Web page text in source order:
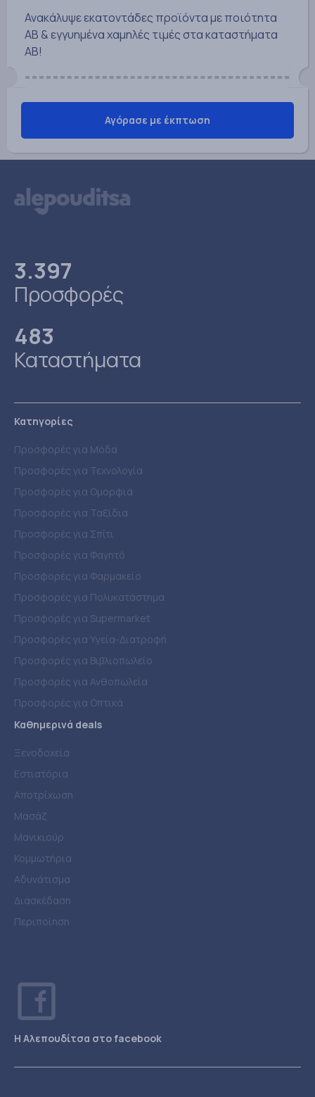
Ανακάλυψε εκατοντάδες προϊόντα με ποιότητα
ΑΒ & εγγυημένα χαμηλές τιμές στα καταστήματα
ΑΒ!
Αγόρασε με έκπτωση
3.397
Προσφορές
483
Καταστήματα
Κατηγορίες
Προσφορές για Μόδα
Προσφορές για Τεχνολογία
Προσφορές για Ομορφιά
Προσφορές για Ταξίδια
Προσφορές για Σπίτι
Προσφορές για Φαγητό
Προσφορές για Φαρμακείο
Προσφορές για Πολυκατάστημα
Προσφορές για Supermarket
Προσφορές για Υγεία-Διατροφή
Προσφορές για Βιβλιοπωλείο
Προσφορές για Ανθοπωλεία
Προσφορές για Οπτικά
Καθημερινά deals
Ξενοδοχεία
Εστιατόρια
Αποτρίχωση
Μασάζ
Μανικιούρ
Κομμωτήρια
Αδυνάτισμα
Διασκέδαση
Περιποίηση
Η Αλεπουδίτσα στο facebook